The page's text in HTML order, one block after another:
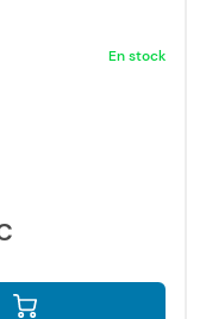
En stock